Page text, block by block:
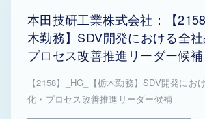
本田技研工業株式会社：【
木勤務】SDV開発における全社
プロセス改善推進リーダー候補
【2158】_HG_【栃木勤務】SDV開発にお
化・プロセス改善推進リーダー候補